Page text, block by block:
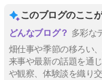
このブログのここ
多彩な
畑仕事や季節の移ろい
来事や最新の話題を通
や観察、体験談を織り